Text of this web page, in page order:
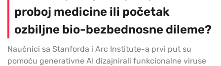
proboj medicine ili početak
ozbiljne bio-bezbednosne dileme?
Naučnici sa Stanforda i Arc Institute-a prvi put su
pomoću generativne AI dizajnirali funkcionalne viruse